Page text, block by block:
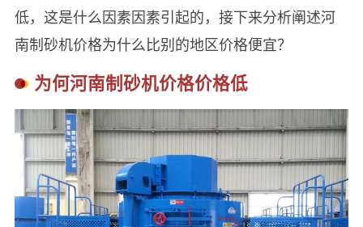
低，这是什么因素因素引起的，接下来分析阐述河
南制砂机价格为什么比别的地区价格便宜？
为何河南制砂机价格价格低